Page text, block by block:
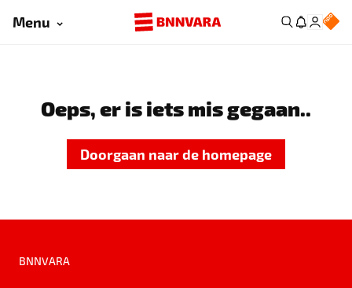
Menu
Oeps, er is iets mis gegaan..
Doorgaan naar de homepage
BNNVARA